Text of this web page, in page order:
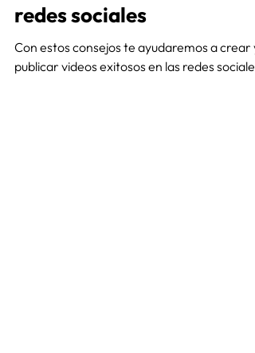
redes sociales
Con estos consejos te ayudaremos a crear y
publicar videos exitosos en las redes sociales